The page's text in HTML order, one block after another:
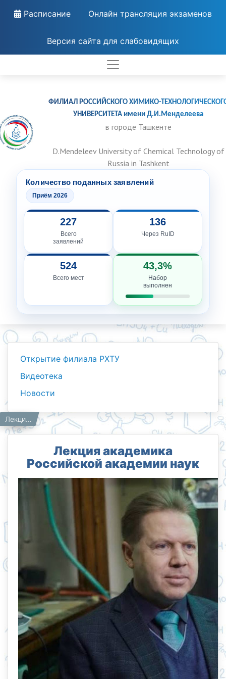
Расписание Онлайн трансляция экзаменов
Версия сайта для слабовидящих
ФИЛИАЛ РОССИЙСКОГО ХИМИКО-
УНИВЕРСИТЕТА имени Д.И.Менделеева
в городе Ташкенте
D.Mendeleev University of Chemical Technology of
Russia in Tashkent
Количество поданных заявлений
Приём 2026
227
Всего
заявлений
136
Через RuID
524
Всего мест
43,3%
Набор
выполнен
Открытие филиала РХТУ
Видеотека
Новости
Главная
Работникам
Новости Лекция академика Российской академии наук
Лекция академика
Российской академии наук